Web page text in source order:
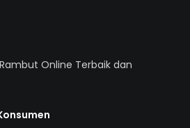
Online Terbaik dan